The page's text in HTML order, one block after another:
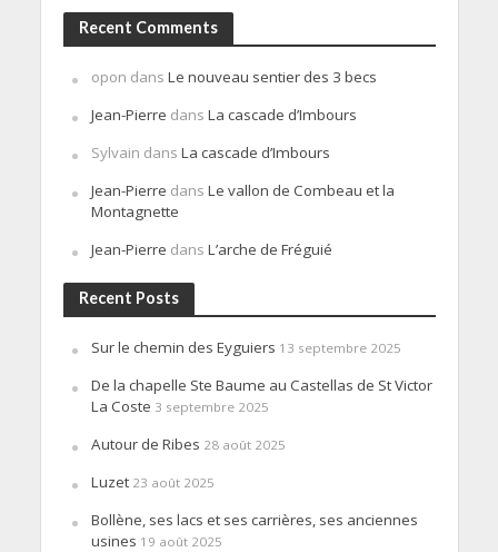
Recent Comments
opon dans Le nouveau sentier des 3 becs
Jean-Pierre dans La cascade d’Imbours
Sylvain dans La cascade d’Imbours
Jean-Pierre dans Le vallon de Combeau et la
Montagnette
Jean-Pierre dans L’arche de Fréguié
Recent Posts
Sur le chemin des Eyguiers 13 septembre 2025
De la chapelle Ste Baume au Castellas de St Victor
La Coste 3 septembre 2025
Autour de Ribes 28 août 2025
Luzet 23 août 2025
Bollène, ses lacs et ses carrières, ses anciennes
usines 19 août 2025